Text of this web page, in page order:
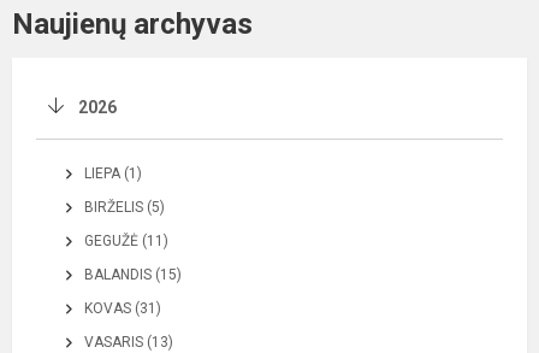
Naujienų archyvas
2026
LIEPA (1)
BIRŽELIS (5)
GEGUŽĖ (11)
BALANDIS (15)
KOVAS (31)
VASARIS (13)